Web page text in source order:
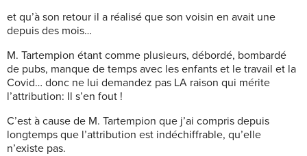
et qu’à son retour il a réalisé que son voisin en avait une
depuis des mois…
M. Tartempion étant comme plusieurs, débordé, bombardé
de pubs, manque de temps avec les enfants et le travail et la
Covid… donc ne lui demandez pas LA raison qui mérite
l’attribution: Il s’en fout !
C’est à cause de M. Tartempion que j’ai compris depuis
longtemps que l’attribution est indéchiffrable, qu’elle
n’existe pas.